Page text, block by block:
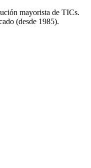
mayorista de TICs.
(desde 1985).